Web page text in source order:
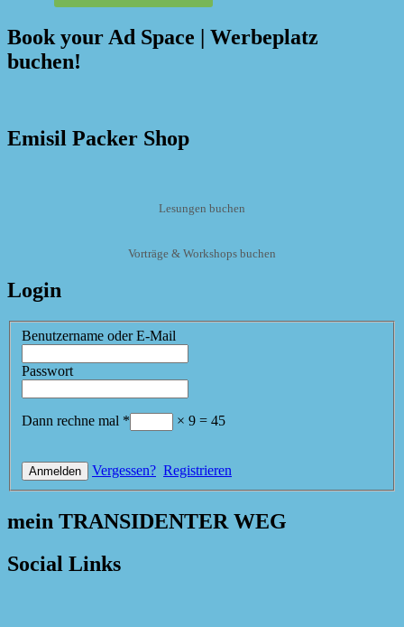
Book your Ad Space | Werbeplatz
buchen!
Emisil Packer Shop
Lesungen buchen
Vorträge & Workshops buchen
Login
Benutzername oder E-Mail
Passwort
Dann rechne mal * × 9 = 45
Vergessen? Registrieren
mein TRANSIDENTER WEG
Social Links